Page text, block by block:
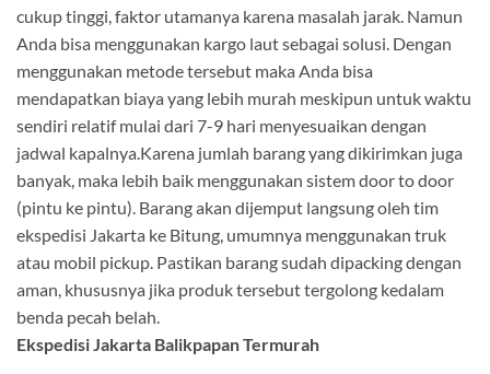
cukup tinggi, faktor utamanya karena masalah jarak. Namun
Anda bisa menggunakan kargo laut sebagai solusi. Dengan
menggunakan metode tersebut maka Anda bisa
mendapatkan biaya yang lebih murah meskipun untuk waktu
sendiri relatif mulai dari 7-9 hari menyesuaikan dengan
jadwal kapalnya.Karena jumlah barang yang dikirimkan juga
banyak, maka lebih baik menggunakan sistem door to door
(pintu ke pintu). Barang akan dijemput langsung oleh tim
ekspedisi Jakarta ke Bitung, umumnya menggunakan truk
atau mobil pickup. Pastikan barang sudah dipacking dengan
aman, khususnya jika produk tersebut tergolong kedalam
benda pecah belah.
Ekspedisi Jakarta Balikpapan Termurah